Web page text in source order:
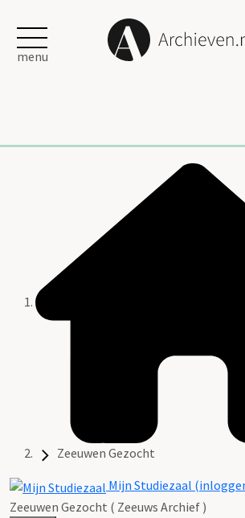
menu
Zeeuwen Gezocht
Mijn Studiezaal
Zeeuwen Gezocht ( Zeeuws Archief )